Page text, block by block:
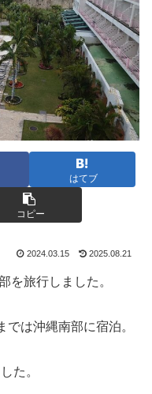
はてブ
コピー
2024.03.15 2025.08.21
を旅行しました。
は沖縄南部に宿泊。
た。